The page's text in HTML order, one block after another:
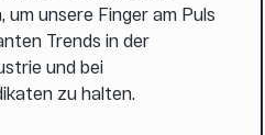
um unsere Finger am Puls
Trends in der
und bei
zu halten.